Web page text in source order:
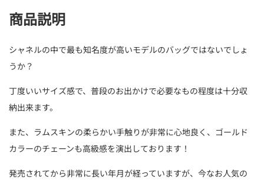
商品説明
シャネルの中で最も知名度が高いモデルのバッグではないでしょ
うか？
丁度いいサイズ感で、普段のお出かけで必要なもの程度は十分収
納出来ます。
また、ラムスキンの柔らかい手触りが非常に心地良く、ゴールド
カラーのチェーンも高級感を演出しております！
発売されてから非常に長い年月が経っていますが、今なお人気の